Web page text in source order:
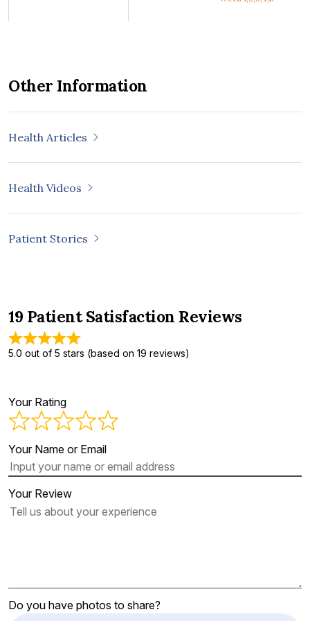
Other Information
Health Articles
Health Videos
Patient Stories
19 Patient Satisfaction Reviews
5.0 out of 5 stars (based on 19 reviews)
Your Rating
Your Name or Email
Your Review
Do you have photos to share?